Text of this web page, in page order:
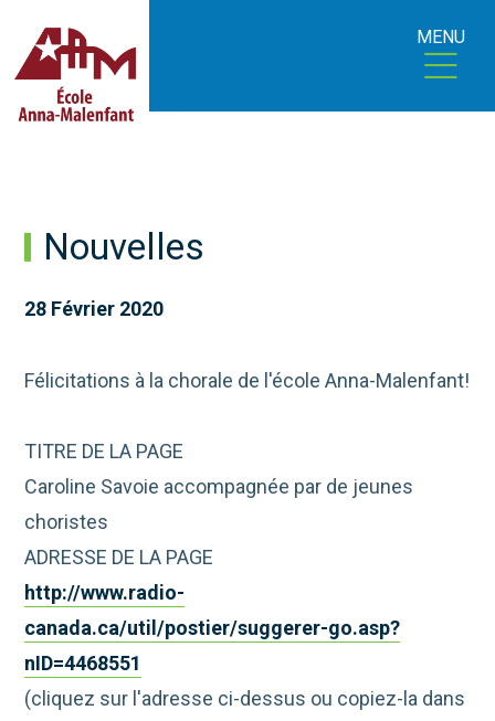
MENU
Nouvelles
28 Février 2020
Félicitations à la chorale de l'école Anna-Malenfant!
TITRE DE LA PAGE
Caroline Savoie accompagnée par de jeunes
choristes
ADRESSE DE LA PAGE
http://www.radio-
canada.ca/util/postier/suggerer-go.asp?
nID=4468551
(cliquez sur l'adresse ci-dessus ou copiez-la dans